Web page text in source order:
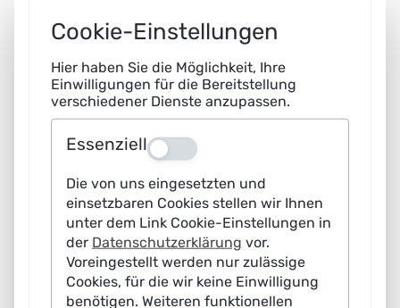
Und wie gehen wir mit damit um, wenn KI-Systeme
Menschen diskriminieren? Verschiedene Wege zu einer
sicheren und fairen KI diskutierten Expertinnen und
Experten in sechs Panels. Einen davon skizzierte
Margaret Mitchell von Hugging Face in ihrem
Impulsvortrag: ethische Fragen müssen bereits bei der
Entwicklung von KI berücksichtigt werden. Diversere
Entwicklerteams könnten etwa vermeiden, dass
gesellschaftliche Vorurteile in KI-Systeme Eingang
Gütesiegel für Qualitäts-KI
Cookie-Einstellungen
Hier haben Sie die Möglichkeit, Ihre
Einwilligungen für die Bereitstellung
verschiedener Dienste anzupassen.
Essenziell Aus
Die von uns eingesetzten und
einsetzbaren Cookies stellen wir Ihnen
unter dem Link Cookie-Einstellungen in
der Datenschutzerklärung vor.
Voreingestellt werden nur zulässige
Cookies, für die wir keine Einwilligung
benötigen. Weiteren funktionellen